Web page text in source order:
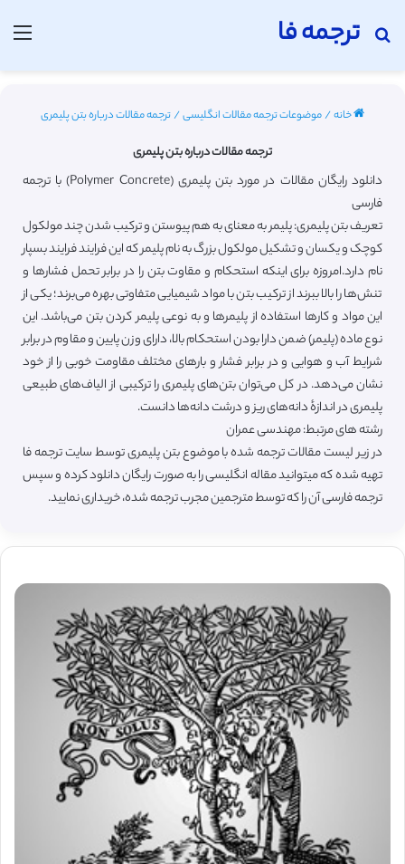
ترجمه فا
جستجو برای
خانه/موضوعات ترجمه مقالات انگلیسی/ترجمه مقالات درباره بتن پلیمری
ترجمه مقالات درباره بتن پلیمری
دانلود رایگان مقالات در مورد بتن پلیمری (Polymer Concrete) با ترجمه
فارسی
تعریف بتن پلیمری: پلیمر به معنای به هم پیوستن و ترکیب شدن چند مولکول
کوچک و یکسان و تشکیل مولکول بزرگ به نام پلیمر که این فرایند فرایند بسپار
نام دارد.امروزه برای اینکه استحکام و مقاوت بتن را در برابر تحمل فشارها و
تنش‌ها را بالا ببرند از ترکیب بتن با مواد شیمیایی متفاوتی بهره می‌برند؛ یکی از
این مواد و کارها استفاده از پلیمرها و به نوعی پلیمر کردن بتن می‌باشد. این
نوع ماده (پلیمر) ضمن دارا بودن استحکام بالا، دارای وزن پایین و مقاوم در برابر
شرایط آب و هوایی و در برابر فشار و بارهای مختلف مقاومت خوبی را از خود
نشان می‌دهد. در کل می‌توان بتن‌های پلیمری را ترکیبی از الیاف‌های طبیعی
پلیمری در اندازهٔ دانه‌های ریز و درشت دانه‌ها دانست.
رشته های مرتبط: مهندسی عمران
در زیر لیست مقالات ترجمه شده با موضوع بتن پلیمری توسط سایت ترجمه فا
تهیه شده که میتوانید مقاله انگلیسی را به صورت رایگان دانلود کرده و سپس
ترجمه فارسی آن را که توسط مترجمین مجرب ترجمه شده، خریداری نمایید.